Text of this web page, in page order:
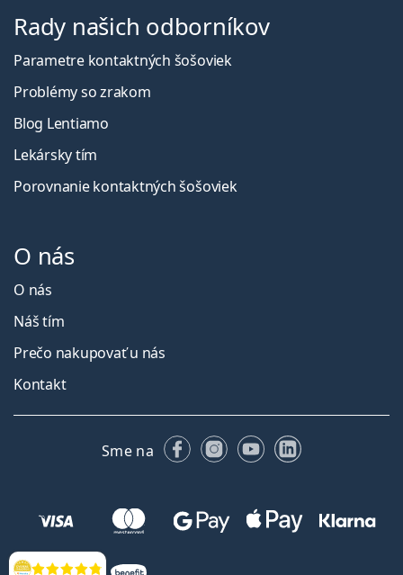
Rady našich odborníkov
Parametre kontaktných šošoviek
Problémy so zrakom
Blog Lentiamo
Lekársky tím
Porovnanie kontaktných šošoviek
O nás
O nás
Náš tím
Prečo nakupovať u nás
Kontakt
Sme na FacebookuInstagrame
YouTubeLinkedIn